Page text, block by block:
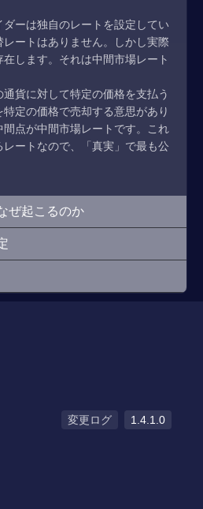
ーは独自のレートを設定してい
ートはありません。しかし実際
します。それは中間市場レート
貨に対して特定の価格を支払う
定の価格で売却する意思があり
間点が中間市場レートです。これ
ートなので、「真実」で最も公
ぜ起こるのか
変更ログ 1.4.1.0